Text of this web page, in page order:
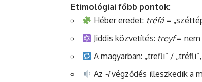
Etimológiai főbb pontok:
Héber eredet: tréfá=
Jiddis közvetítés: treyf=
A magyarban: „trefli” /
Az -ivégződés illeszkedik a